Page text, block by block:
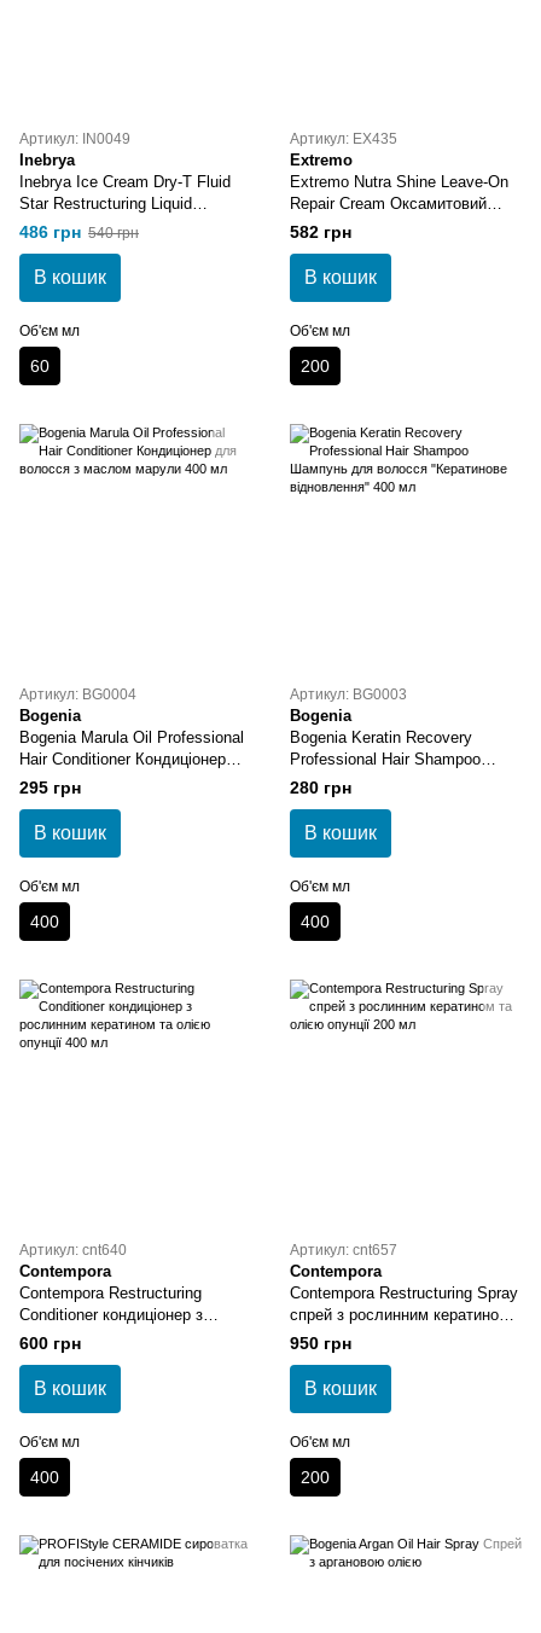
Артикул: IN0049
Inebrya
Inebrya Ice Cream Dry-T Fluid
Star Restructuring Liquid
Crystals Mango Манго-флюїд
рідкі кристали 60 мл
486 грн 540 грн
В кошик
Об'єм мл
60
Артикул: EX435
Extremo
Extremo Nutra Shine Leave-On
Repair Cream Оксамитовий
незмивний крем з
термоактивною технологією
200 мл
582 грн
В кошик
Об'єм мл
200
Артикул: BG0004
Bogenia
Bogenia Marula Oil Professional
Hair Conditioner Кондиціонер
для волосся з маслом марули
400 мл
295 грн
В кошик
Об'єм мл
400
Артикул: BG0003
Bogenia
Bogenia Keratin Recovery
Professional Hair Shampoo
Шампунь для волосся
"Кератинове відновлення" 400
мл
280 грн
В кошик
Об'єм мл
400
Артикул: cnt640
Contempora
Contempora Restructuring
Conditioner кондиціонер з
рослинним кератином та олією
опунції 400 мл
600 грн
В кошик
Об'єм мл
400
Артикул: cnt657
Contempora
Contempora Restructuring Spray
спрей з рослинним кератином
та олією опунції 200 мл
950 грн
В кошик
Об'єм мл
200